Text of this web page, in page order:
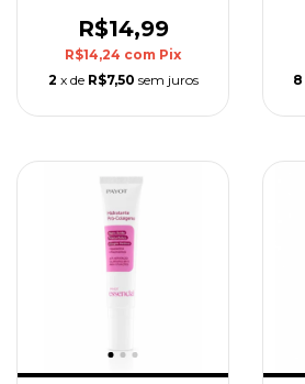
R$14,99
R$14,24 com Pix
2 x de R$7,50 sem juros
8